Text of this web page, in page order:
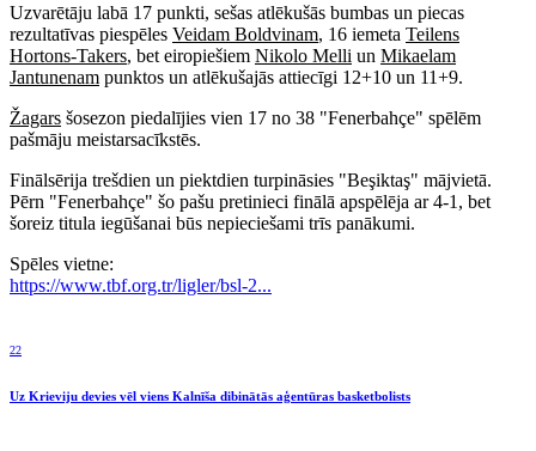
Uzvarētāju labā 17 punkti, sešas atlēkušās bumbas un piecas
rezultatīvas piespēles Veidam Boldvinam, 16 iemeta Teilens
Hortons-Takers, bet eiropiešiem Nikolo Melli un Mikaelam
Jantunenam punktos un atlēkušajās attiecīgi 12+10 un 11+9.
Žagars šosezon piedalījies vien 17 no 38 "Fenerbahçe" spēlēm
pašmāju meistarsacīkstēs.
Finālsērija trešdien un piektdien turpināsies "Beşiktaş" mājvietā.
Pērn "Fenerbahçe" šo pašu pretinieci finālā apspēlēja ar 4-1, bet
šoreiz titula iegūšanai būs nepieciešami trīs panākumi.
Spēles vietne:
https://www.tbf.org.tr/ligler/bsl-2...
22
Uz Krieviju devies vēl viens Kalnīša dibinātās aģentūras basketbolists